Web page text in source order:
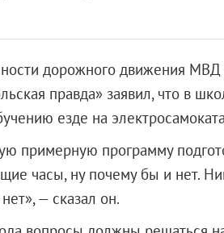
дорожного движения
правда» заявил, что в
езде на
примерную программу
часы, ну почему бы и нет.
— сказал он.